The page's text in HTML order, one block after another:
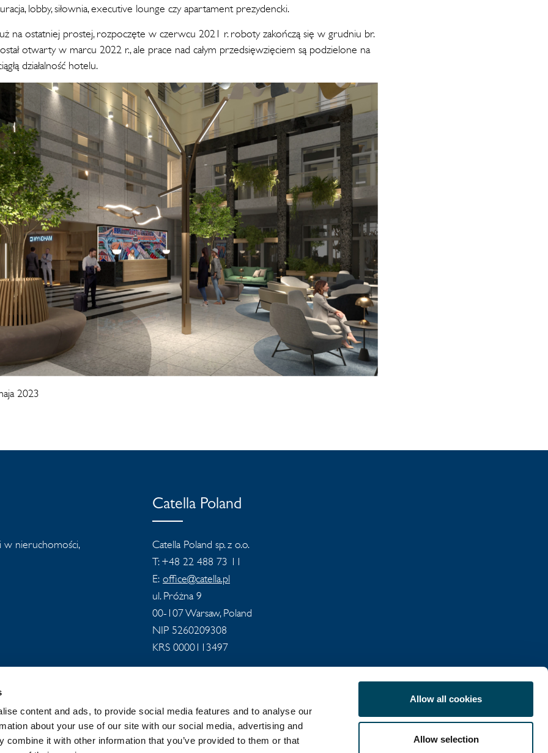
content and ads, to provide social media features and to analyse our
about your use of our site with our social media, advertising and
combine it with other information that you’ve provided to them or that
Allow all cookies
Allow selection
lobby, siłownia, executive lounge czy apartament prezydencki.
na ostatniej prostej, rozpoczęte w czerwcu 2021 r. roboty zakończą się w grudniu br.
otwarty w marcu 2022 r., ale prace nad całym przedsięwzięciem są podzielone na
działalność hotelu.
2023
w nieruchomości,
Catella Poland
Catella Poland sp. z o.o.
T: +48 22 488 73 11
E: office@catella.pl
ul. Próżna 9
00-107 Warsaw, Poland
NIP 5260209308
KRS 0000113497
AKTUALNOŚCI ZASADY PRYWATNOŚCI